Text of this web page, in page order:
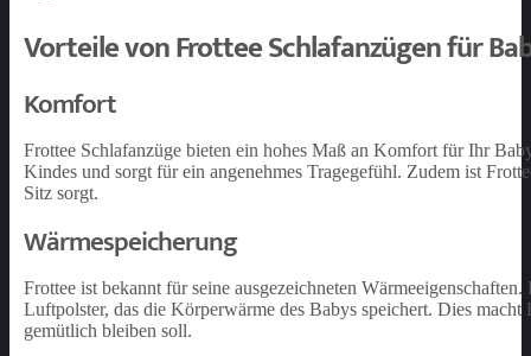
Vorteile von Frottee Schlafanzügen für
Komfort
Frottee Schlafanzüge bieten ein hohes Maß an Komfort für Ihr
Kindes und sorgt für ein angenehmes Tragegefühl. Zudem ist
Sitz sorgt.
Wärmespeicherung
Frottee ist bekannt für seine ausgezeichneten
Luftpolster, das die Körperwärme des Babys speichert. Dies
gemütlich bleiben soll.